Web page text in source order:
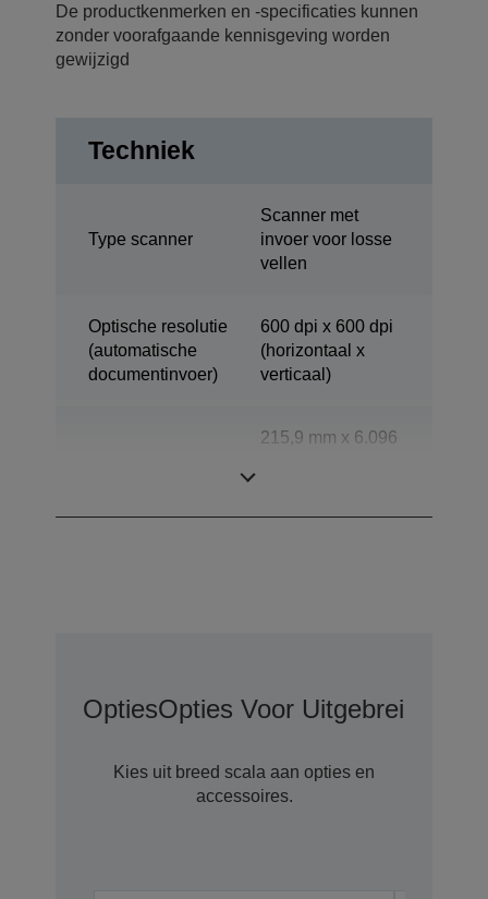
De productkenmerken en -specificaties kunnen
zonder voorafgaande kennisgeving worden
gewijzigd
Techniek
Type scanner
Scanner met
invoer voor losse
vellen
Optische resolutie
(automatische
documentinvoer)
600 dpi x 600 dpi
(horizontaal x
verticaal)
215,9 mm x 6.096
OptiesOpties Voor Uitgebreide
Kies uit breed scala aan opties en
accessoires.